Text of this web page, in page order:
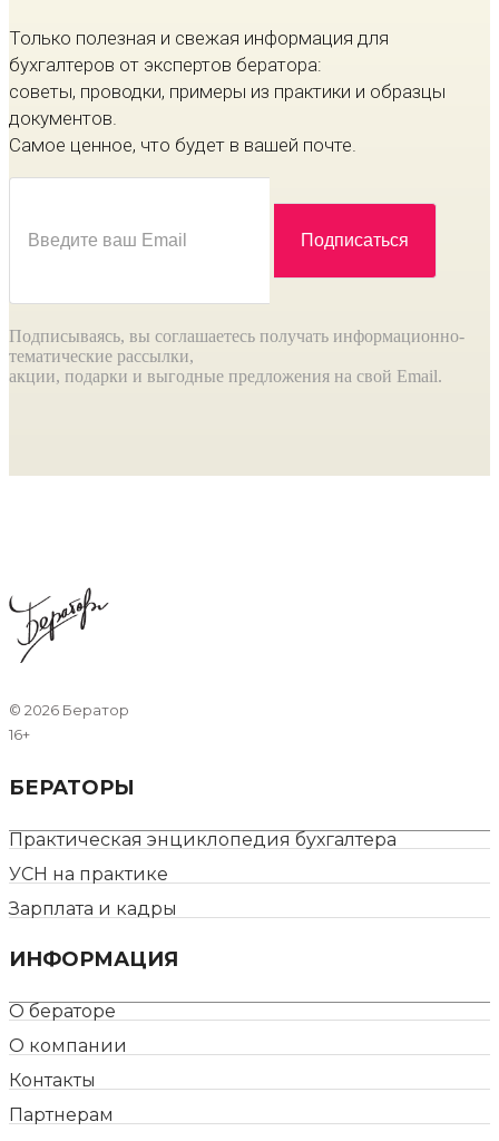
Только полезная и свежая информация для
бухгалтеров от экспертов бератора:
советы, проводки, примеры из практики и образцы
документов.
Самое ценное, что будет в вашей почте.
Подписываясь, вы соглашаетесь получать информационно-
тематические рассылки,
акции, подарки и выгодные предложения на свой Email.
© 2026 Бератор
16+
БЕРАТОРЫ
Практическая энциклопедия бухгалтера
УСН на практике
Зарплата и кадры
ИНФОРМАЦИЯ
О бераторе
О компании
Контакты
Партнерам